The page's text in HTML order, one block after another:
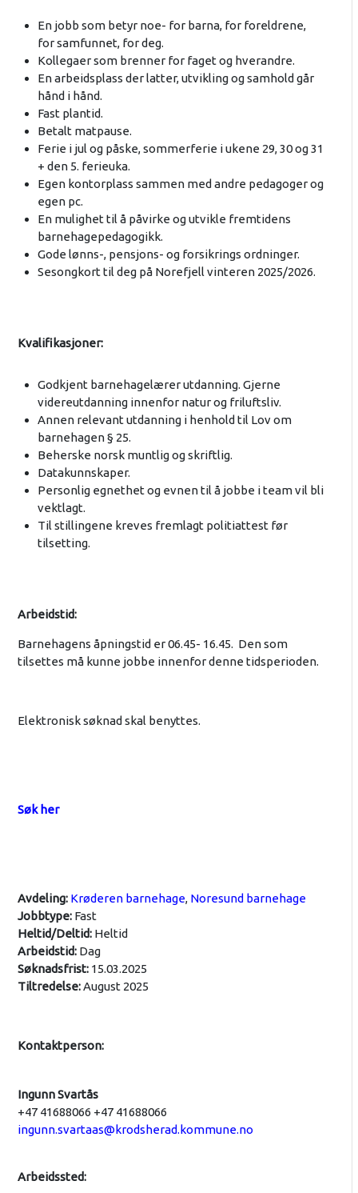
En jobb som betyr noe- for barna, for foreldrene,
for samfunnet, for deg.
Kollegaer som brenner for faget og hverandre.
En arbeidsplass der latter, utvikling og samhold går
hånd i hånd.
Fast plantid.
Betalt matpause.
Ferie i jul og påske, sommerferie i ukene 29, 30 og 31
+ den 5. ferieuka.
Egen kontorplass sammen med andre pedagoger og
egen pc.
En mulighet til å påvirke og utvikle fremtidens
barnehagepedagogikk.
Gode lønns-, pensjons- og forsikrings ordninger.
Sesongkort til deg på Norefjell vinteren 2025/2026.
Kvalifikasjoner:
Godkjent barnehagelærer utdanning. Gjerne
videreutdanning innenfor natur og friluftsliv.
Annen relevant utdanning i henhold til Lov om
barnehagen § 25.
Beherske norsk muntlig og skriftlig.
Datakunnskaper.
Personlig egnethet og evnen til å jobbe i team vil bli
vektlagt.
Til stillingene kreves fremlagt politiattest før
tilsetting.
Arbeidstid:
Barnehagens åpningstid er 06.45- 16.45. Den som
tilsettes må kunne jobbe innenfor denne tidsperioden.
Elektronisk søknad skal benyttes.
Søk her
Avdeling: Krøderen barnehage, Noresund barnehage
Jobbtype: Fast
Heltid/Deltid: Heltid
Arbeidstid:Dag
Søknadsfrist: 15.03.2025
Tiltredelse:August 2025
Kontaktperson:
Ingunn Svartås
+47 41688066 +47 41688066
ingunn.svartaas@krodsherad.kommune.no
Arbeidssted: